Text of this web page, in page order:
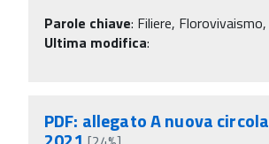
Parole chiave: Filiere,
Ultima modifica:
PDF: allegato A nuova